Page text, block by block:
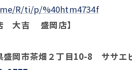
R/ti/p/%40htm4734f
大吉 盛岡店】
岡市茶畑２丁目10-8 ササエ